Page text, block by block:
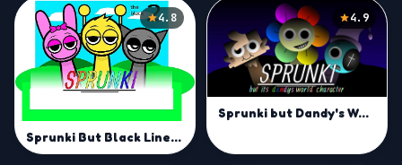
4.8
Sprunki But Black Lines Mod
4.9
Sprunki but Dandy's World Characters Mod